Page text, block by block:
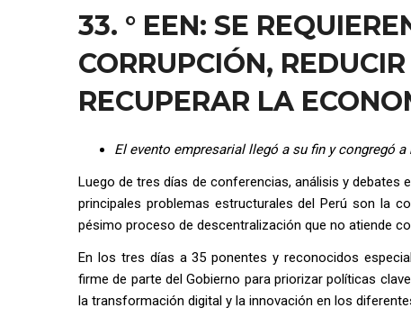
33. ° EEN: SE
CORRUPCIÓN,
RECUPERAR LA
El evento empresarial llegó a su fin y congregó
Luego de tres días de conferencias, análisis y debates
principales problemas estructurales del Perú son la
pésimo proceso de descentralización que no atiende
En los tres días a 35 ponentes y reconocidos
firme de parte del Gobierno para priorizar políticas
la transformación digital y la innovación en los